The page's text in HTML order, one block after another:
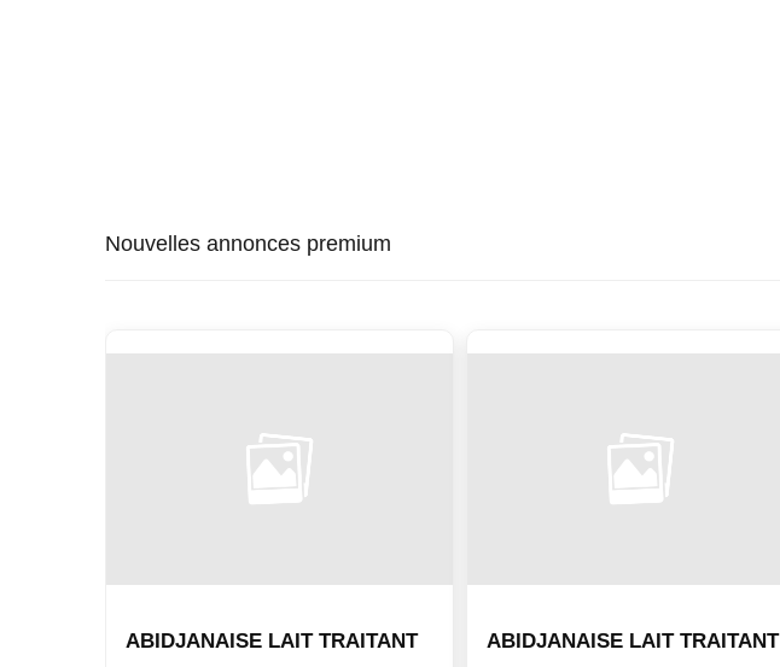
Nouvelles annonces premium
ABIDJANAISE LAIT TRAITANT ABIDJANAISE LAIT TRAITANT